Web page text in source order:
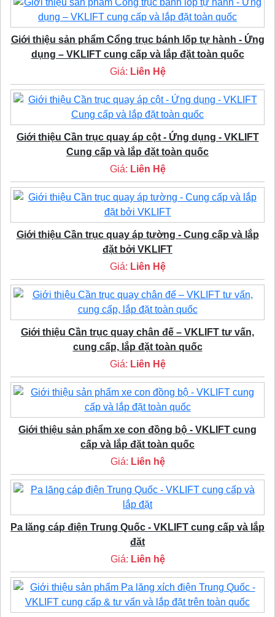
Giới thiệu sản phẩm Cổng trục bánh lốp tự hành - Ứng
dụng – VKLIFT cung cấp và lắp đặt toàn quốc
Giá: Liên Hệ
Giới thiệu Cần trục quay áp cột - Ứng dụng - VKLIFT
Cung cấp và lắp đặt toàn quốc
Giá: Liên Hệ
Giới thiệu Cần trục quay áp tường - Cung cấp và lắp
đặt bởi VKLIFT
Giá: Liên Hệ
Giới thiệu Cần trục quay chân đế – VKLIFT tư vấn,
cung cấp, lắp đặt toàn quốc
Giá: Liên Hệ
Giới thiệu sản phẩm xe con đồng bộ - VKLIFT cung
cấp và lắp đặt toàn quốc
Giá: Liên hệ
Pa lăng cáp điện Trung Quốc - VKLIFT cung cấp và lắp
đặt
Giá: Liên hệ